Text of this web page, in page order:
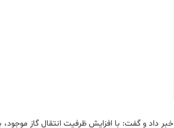
به گزارش پتروچی به نقل از پایگاه اطلاع رسانی شرکت ملی نفت ایران، قباد ناصری از آغاز بهره برداری از خط لوله 20 اینچ جدید انتقال گاز شیرین مجتمع مارون 6 خبر داد و گفت: با افزایش ظرفیت انتقال گاز